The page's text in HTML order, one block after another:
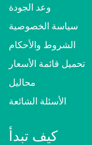
وعد الجودة
سياسة الخصوصية
الشروط والأحكام
تحميل قائمة الأسعار
محاليل
الأسئلة الشائعة
كيف تبدأ